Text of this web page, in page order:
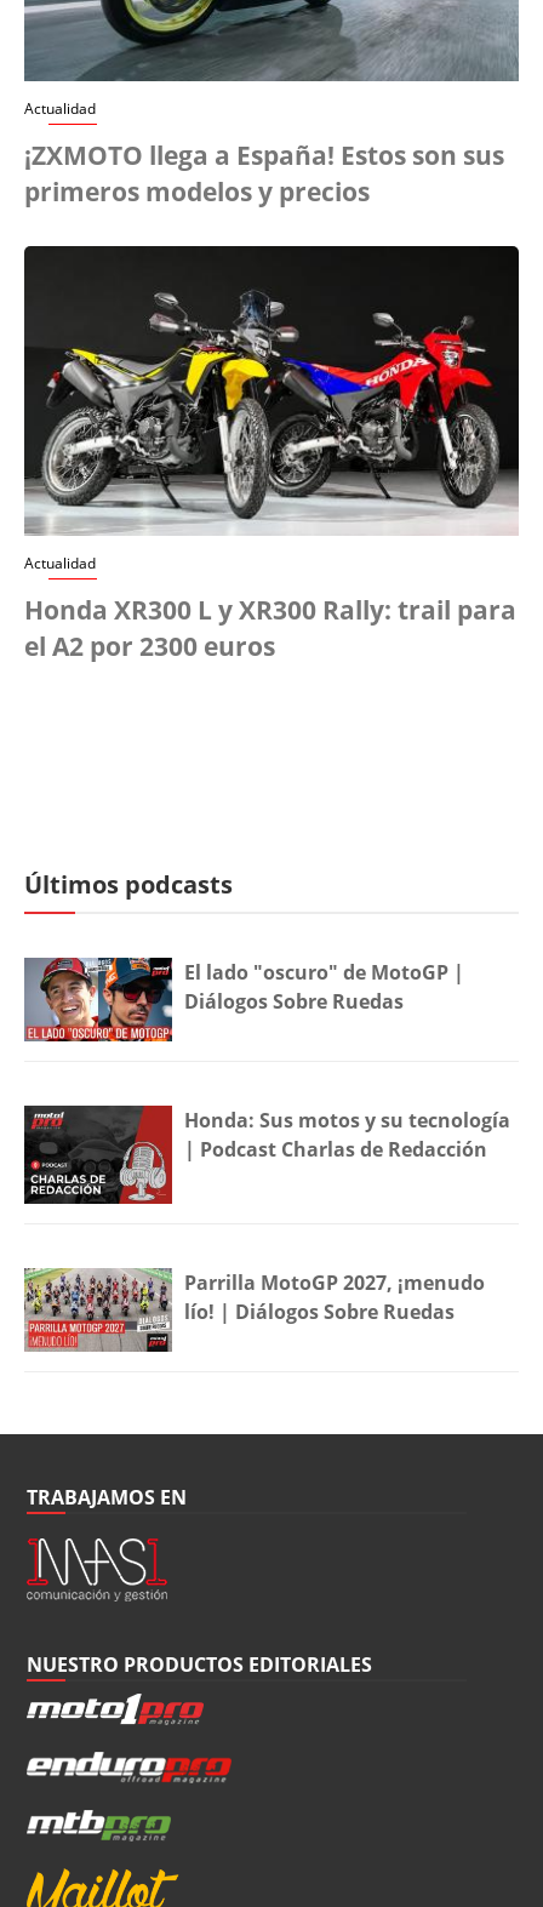
Actualidad
¡ZXMOTO llega a España! Estos son sus
primeros modelos y precios
Actualidad
Honda XR300 L y XR300 Rally: trail para
el A2 por 2300 euros
Últimos podcasts
El lado "oscuro" de MotoGP |
Diálogos Sobre Ruedas
Honda: Sus motos y su tecnología
| Podcast Charlas de Redacción
Parrilla MotoGP 2027, ¡menudo
lío! | Diálogos Sobre Ruedas
TRABAJAMOS EN
NUESTRO PRODUCTOS EDITORIALES